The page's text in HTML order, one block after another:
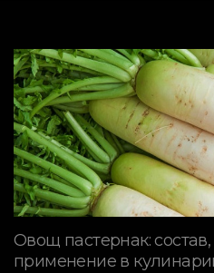
Овощ пастернак:
применение в